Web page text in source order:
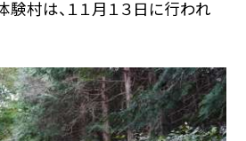
験村は、１１月１３日に行われ